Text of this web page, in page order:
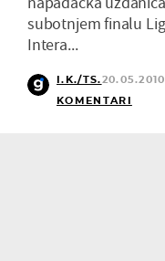
subotnjem finalu
Intera...
I.K./TS.
KOMENTARI